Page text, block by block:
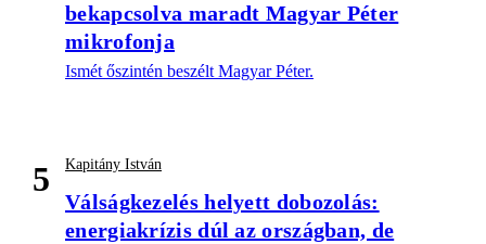
bekapcsolva maradt Magyar Péter
mikrofonja
Ismét őszintén beszélt Magyar Péter.
5 Kapitány István
Válságkezelés helyett dobozolás:
energiakrízis dúl az országban, de